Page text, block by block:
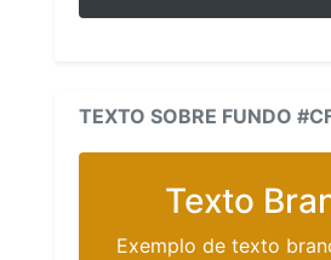
TEXTO SOBRE FUNDO
Texto
Exemplo de texto